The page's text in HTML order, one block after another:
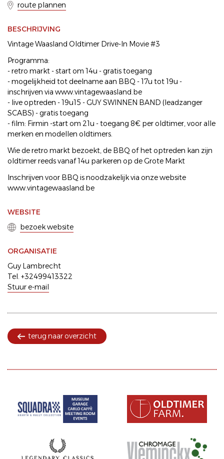
route plannen
BESCHRIJVING
Vintage Waasland Oldtimer Drive-In Movie #3
Programma:
- retro markt - start om 14u - gratis toegang
- mogelijkheid tot deelname aan BBQ - 17u tot 19u -
inschrijven via www.vintagewaasland.be
- live optreden - 19u15 - GUY SWINNEN BAND (leadzanger
SCABS) - gratis toegang
- film: Firmin -start om 21u - toegang 8€ per oldtimer, voor alle
merken en modellen oldtimers.
Wie de retro markt bezoekt, de BBQ of het optreden kan zijn
oldtimer reeds vanaf 14u parkeren op de Grote Markt
Inschrijven voor BBQ is noodzakelijk via onze website
www.vintagewaasland.be
WEBSITE
bezoek website
ORGANISATIE
Guy Lambrecht
Tel. +32499413322
Stuur e-mail
terug naar overzicht